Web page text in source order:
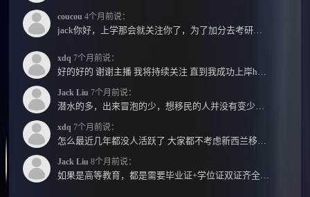
coucou 4个月前说：
xdq 7个月前说：
Jack Liu 7个月前说：
xdq 7个月前说：
Jack Liu 8个月前说：